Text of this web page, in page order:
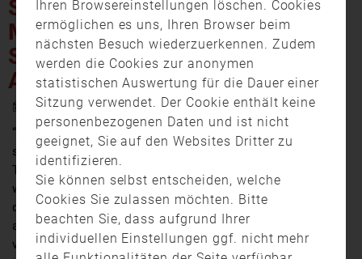
STARKES UNWETTER TRIFFT
MITTELFRANKEN: SCHÄDEN
SIND NOCH NICHT
ABZUSCHÄTZEN
18. August 2023 16:44
“So ein Unwetter hab ich noch nicht erlebt” – berichten
selbst erfahrene Einsatzkräfte. Nach einem schönen
Tag wurde es schlagartig stockdunkel in Nürnberg und
weiten Teilen Mittelfrankens. Dann öffnete der Himmel
die Schleusen. Die Schäden sind noch nicht
abzuschätzen. Erlangen und Fürth blieben weitgehend
verschont. In Weißenburg stürztenTeile der Stadtmauer
Ihren Browsereinstellungen löschen. Cookies
ermöglichen es uns, Ihren Browser beim
nächsten Besuch wiederzuerkennen. Zudem
werden die Cookies zur anonymen
statistischen Auswertung für die Dauer einer
Sitzung verwendet. Der Cookie enthält keine
personenbezogenen Daten und ist nicht
geeignet, Sie auf den Websites Dritter zu
identifizieren.
Sie können selbst entscheiden, welche
Cookies Sie zulassen möchten. Bitte
beachten Sie, dass aufgrund Ihrer
individuellen Einstellungen ggf. nicht mehr